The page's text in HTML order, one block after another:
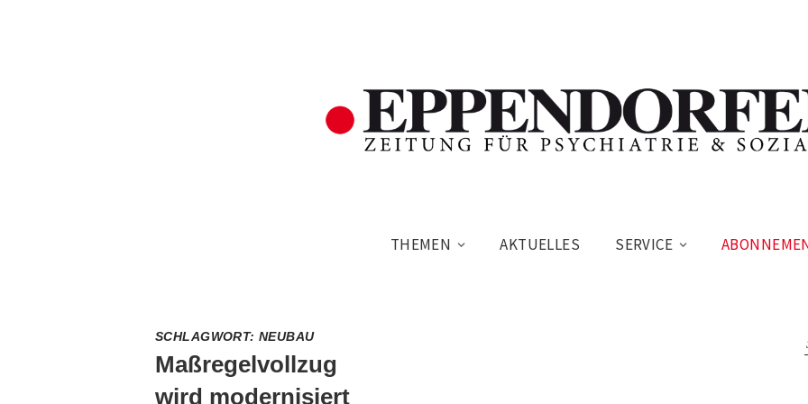
THEMEN AKTUELLES SERVICE
SCHLAGWORT:NEUBAU
Maßregelvollzug
wird modernisiert